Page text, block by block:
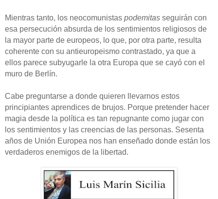
Mientras tanto, los neocomunistas podemitas seguirán con
esa persecución absurda de los sentimientos religiosos de
la mayor parte de europeos, lo que, por otra parte, resulta
coherente con su antieuropeismo contrastado, ya que a
ellos parece subyugarle la otra Europa que se cayó con el
muro de Berlín.
Cabe preguntarse a donde quieren llevarnos estos
principiantes aprendices de brujos. Porque pretender hacer
magia desde la política es tan repugnante como jugar con
los sentimientos y las creencias de las personas. Sesenta
años de Unión Europea nos han enseñado donde están los
verdaderos enemigos de la libertad.